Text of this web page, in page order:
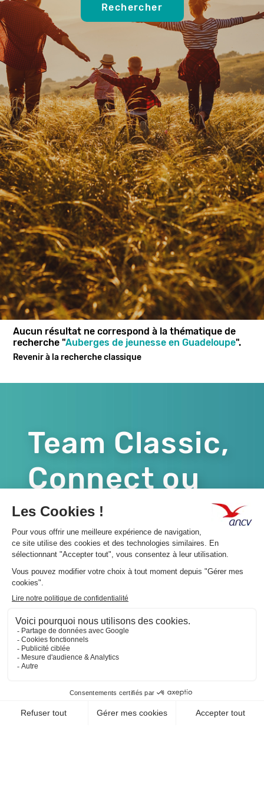
Rechercher
Aucun résultat ne correspond à la thématique de
recherche "Auberges de jeunesse en Guadeloupe".
Revenir à la recherche classique
Team Classic,
Connect ou
les deux ?
Abonnez-vous à la
Newsletter et recevez votre
dose d'évasion !
JE M'ABONNE